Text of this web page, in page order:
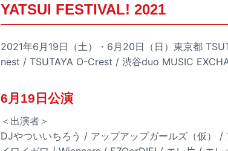
YATSUI FESTIVAL! 2021
2021年6月19日（土）・6月20日（日）東京都
nest / TSUTAYA O-Crest / 渋谷duo MUSIC
6月19日公演
＜出演者＞
DJやついいちろう / アップアップガールズ（仮）